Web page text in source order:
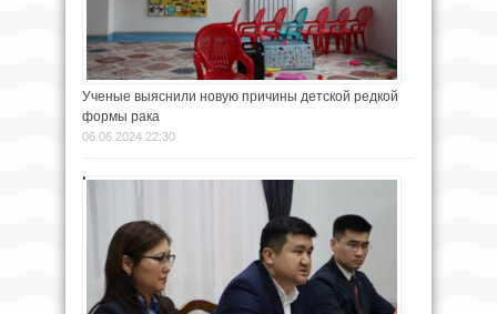
Ученые выяснили новую причины детской редкой
формы рака
06.06.2024 22:30